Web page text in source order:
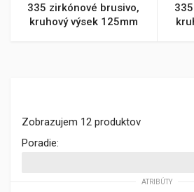
335 zirkónové brusivo,
kruhový výsek 125mm
Zobrazujem 12 produktov
Poradie:
ATRIBÚTY